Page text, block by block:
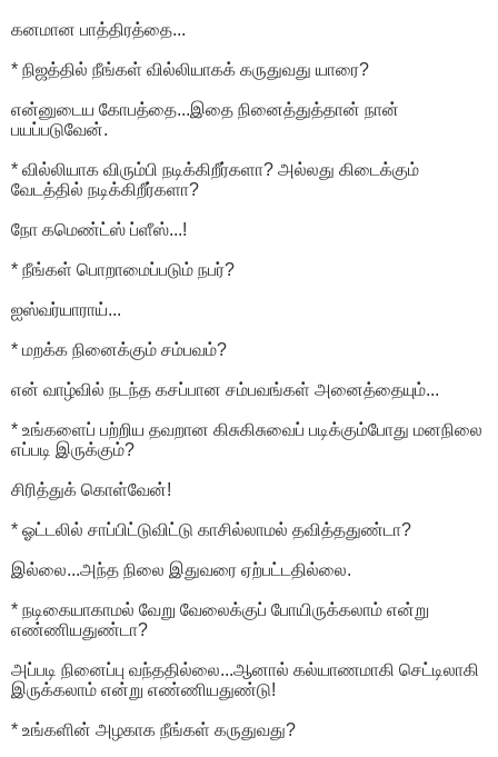
கனமான பாத்திரத்தை...
* நிஜத்தில் நீங்கள் வில்லியாகக் கருதுவது யாரை?
என்னுடைய கோபத்தை...இதை நினைத்துத்தான் நான்
பயப்படுவேன்.
* வில்லியாக விரும்பி நடிக்கிறீர்களா? அல்லது கிடைக்கும்
வேடத்தில் நடிக்கிறீர்களா?
நோ கமெண்ட்ஸ் ப்ளீஸ்...!
* நீங்கள் பொறாமைப்படும் நபர்?
ஐஸ்வர்யாராய்...
* மறக்க நினைக்கும் சம்பவம்?
என் வாழ்வில் நடந்த கசப்பான சம்பவங்கள் அனைத்தையும்...
* உங்களைப் பற்றிய தவறான கிசுகிசுவைப் படிக்கும்போது மனநிலை
எப்படி இருக்கும்?
சிரித்துக் கொள்வேன்!
* ஓட்டலில் சாப்பிட்டுவிட்டு காசில்லாமல் தவித்ததுண்டா?
இல்லை...அந்த நிலை இதுவரை ஏற்பட்டதில்லை.
* நடிகையாகாமல் வேறு வேலைக்குப் போயிருக்கலாம் என்று
எண்ணியதுண்டா?
அப்படி நினைப்பு வந்ததில்லை...ஆனால் கல்யாணமாகி செட்டிலாகி
இருக்கலாம் என்று எண்ணியதுண்டு!
* உங்களின் அழகாக நீங்கள் கருதுவது?